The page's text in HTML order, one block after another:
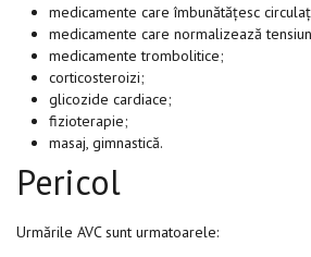
medicamente care îmbunătățesc
medicamente care normalizează
medicamente trombolitice;
corticosteroizi;
glicozide cardiace;
fizioterapie;
masaj, gimnastică.
Pericol
Urmările AVC sunt urmatoarele: